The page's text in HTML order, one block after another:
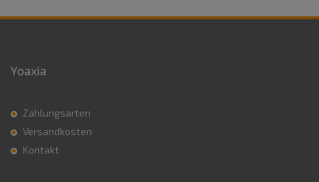
Yoaxia
Zahlungsarten
Versandkosten
Kontakt